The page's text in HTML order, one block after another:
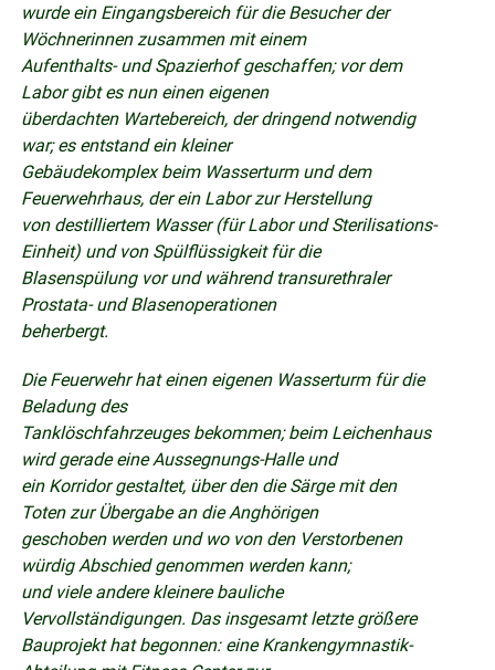
wurde ein Eingangsbereich für die Besucher der
Wöchnerinnen zusammen mit einem
Aufenthalts- und Spazierhof geschaffen; vor dem
Labor gibt es nun einen eigenen
überdachten Wartebereich, der dringend notwendig
war; es entstand ein kleiner
Gebäudekomplex beim Wasserturm und dem
Feuerwehrhaus, der ein Labor zur Herstellung
von destilliertem Wasser (für Labor und Sterilisations-
Einheit) und von Spülflüssigkeit für die
Blasenspülung vor und während transurethraler
Prostata- und Blasenoperationen
beherbergt.
Die Feuerwehr hat einen eigenen Wasserturm für die
Beladung des
Tanklöschfahrzeuges bekommen; beim Leichenhaus
wird gerade eine Aussegnungs-Halle und
ein Korridor gestaltet, über den die Särge mit den
Toten zur Übergabe an die Anghörigen
geschoben werden und wo von den Verstorbenen
würdig Abschied genommen werden kann;
und viele andere kleinere bauliche
Vervollständigungen. Das insgesamt letzte größere
Bauprojekt hat begonnen: eine Krankengymnastik-